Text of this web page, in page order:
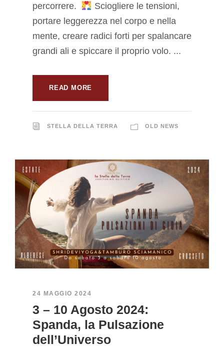
percorrere.
Sciogliere le tensioni,
portare leggerezza nel corpo e nella
mente, creare radici forti per spalancare
grandi ali e spiccare il proprio volo. ...
READ MORE
STELLA DELLA TERRA OLD NEWS
24 MAGGIO 2024
3 – 10 Agosto 2024:
Spanda, la Pulsazione
dell’Universo